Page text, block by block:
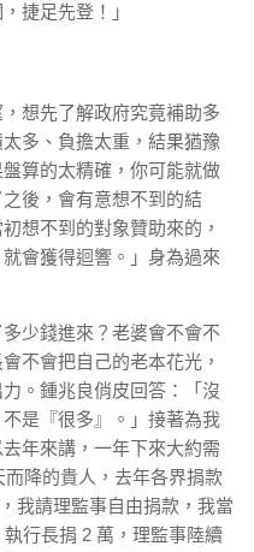
捷足先登！」
想先了解政府究竟補助多
多、負擔太重，結果猶豫
算的太精確，你可能就做
後，會有意想不到的結
想不到的對象贊助來的，
會獲得迴響。」身為過來
少錢進來？老婆會不會不
不會把自己的老本花光，
。鍾兆良俏皮回答：「沒
是『很多』。」接著為我
年來講，一年下來大約需
降的貴人，去年各界捐款
我請理監事自由捐款，我當
行長捐 2 萬，理監事陸續